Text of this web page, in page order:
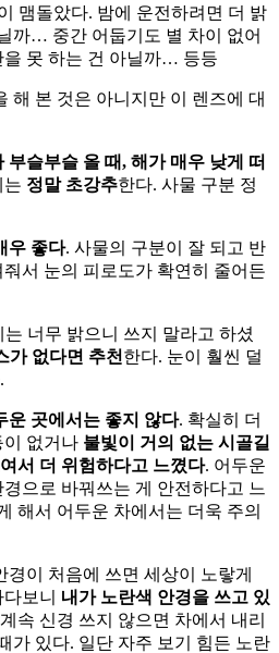
맴돌았다. 밤에 운전하려면 더 밝
까… 중간 어둡기도 별 차이 없어
못 하는 건 아닐까… 등등
해 본 것은 아니지만 이 렌즈에 대
부슬부슬 올 때, 해가 매우 낮게 떠
는 정말 초강추한다. 사물 구분 정
우 좋다. 사물의 구분이 잘 되고 반
서 눈의 피로도가 확연히 줄어든
너무 밝으니 쓰지 말라고 하셨
가 없다면 추천 한다. 눈이 훨씬 덜
운 곳에서는 좋지 않다. 확실히 더
이 없거나 불빛이 거의 없는 시골길
서 더 위험하다고 느꼈다. 어두운
으로 바꿔쓰는 게 안전하다고 느
해서 어두운 차에서는 더욱 주의
경이 처음에 쓰면 세상이 노랗게
보니 내가 노란색 안경을 쓰고 있
속 신경 쓰지 않으면 차에서 내리
가 있다. 일단 자주 보기 힘든 노란